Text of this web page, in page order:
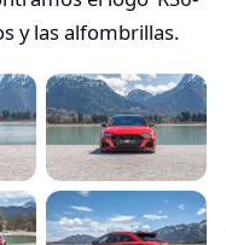
y las alfombrillas.